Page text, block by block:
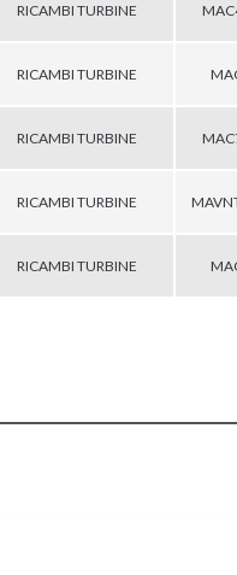
RICAMBI TURBINE
RICAMBI TURBINE
RICAMBI TURBINE
RICAMBI TURBINE
RICAMBI TURBINE